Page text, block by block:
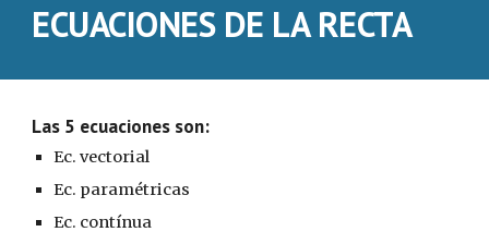
ECUACIONES DE LA RECTA
Las 5 ecuaciones son:
Ec. vectorial
Ec. paramétricas
Ec. contínua